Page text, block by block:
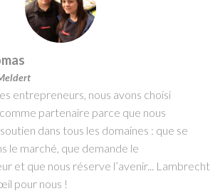
entrepreneurs, nous avons choisi
partenaire parce que nous
dans tous les domaines : que se
le marché, que demande le
et que nous réserve l’avenir... Lambrecht
pour nous !